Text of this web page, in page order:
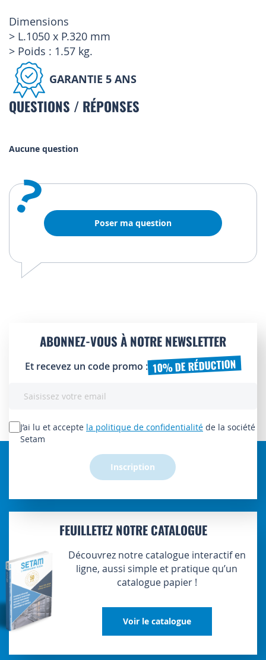
Dimensions
> L.1050 x P.320 mm
> Poids : 1.57 kg.
GARANTIE 5 ANS
QUESTIONS / RÉPONSES
Aucune question
? Poser ma question
ABONNEZ-VOUS À NOTRE NEWSLETTER
Et recevez un code promo : 10% DE RÉDUCTION
lettre
d’information
J’ai lu et accepte la politique de confidentialité de la société
Setam
Inscription
FEUILLETEZ NOTRE CATALOGUE
Découvrez notre catalogue interactif en
ligne, aussi simple et pratique qu’un
catalogue papier !
Voir le catalogue